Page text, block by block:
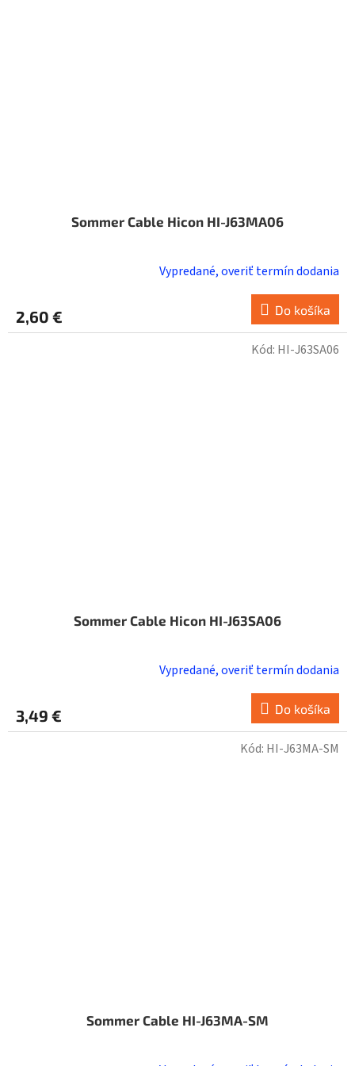
Sommer Cable Hicon HI-J63MA06
Vypredané, overiť termín dodania
2,60 € Do košíka
Sommer Cable Hicon HI-J63SA06
Vypredané, overiť termín dodania
3,49 € Do košíka
Kód: HI-J63SA06
Sommer Cable HI-J63MA-SM
Kód: HI-J63MA-SM